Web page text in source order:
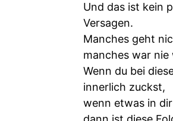
Und das ist kein
Versagen.
Manches geht
manches war nie
Wenn du bei
innerlich zuckst,
wenn etwas in